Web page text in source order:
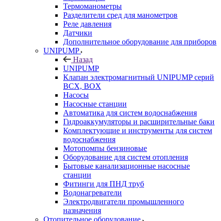
Термоманометры
Разделители сред для манометров
Реле давления
Датчики
Дополнительное оборудование для приборов
UNIPUMP
Назад
UNIPUMP
Клапан электромагнитный UNIPUMP серий
BCX, BOX
Насосы
Насосные станции
Автоматика для систем водоснабжения
Гидроаккумуляторы и расширительные баки
Комплектующие и инструменты для систем
водоснабжения
Мотопомпы бензиновые
Оборудование для систем отопления
Бытовые канализационные насосные
станции
Фитинги для ПНД труб
Водонагреватели
Электродвигатели промышленного
назначения
Отопительное оборудование